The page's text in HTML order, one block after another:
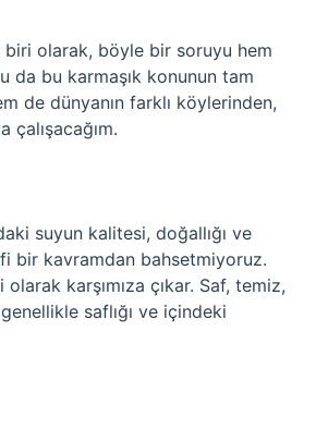
biri olarak, böyle bir soruyu hem
da bu karmaşık konunun tam
de dünyanın farklı köylerinden,
suyun kalitesi, doğallığı ve
bir kavramdan bahsetmiyoruz.
karşımıza çıkar. Saf, temiz,
saflığı ve içindeki